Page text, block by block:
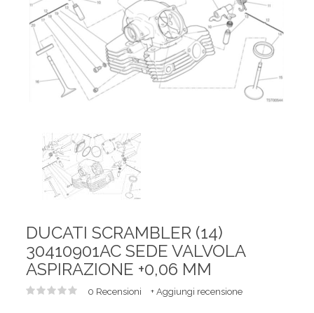
DUCATI SCRAMBLER (14)
30410901AC SEDE VALVOLA
ASPIRAZIONE +0,06 MM
0 Recensioni + Aggiungi recensione